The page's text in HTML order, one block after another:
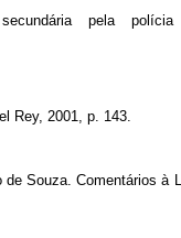
pela
Rey, 2001, p. 143.
Souza. Comentários à